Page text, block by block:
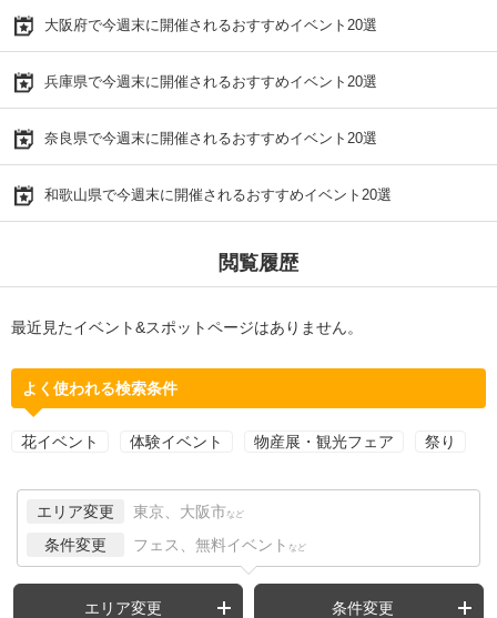
大阪府で今週末に開催されるおすすめイベント20選
兵庫県で今週末に開催されるおすすめイベント20選
奈良県で今週末に開催されるおすすめイベント20選
和歌山県で今週末に開催されるおすすめイベント20選
閲覧履歴
最近見たイベント&スポットページはありません。
よく使われる検索条件
花イベント 体験イベント 物産展・観光フェア 祭り
エリア変更 東京、大阪市 など
条件変更 フェス、無料イベント など
エリア変更 条件変更